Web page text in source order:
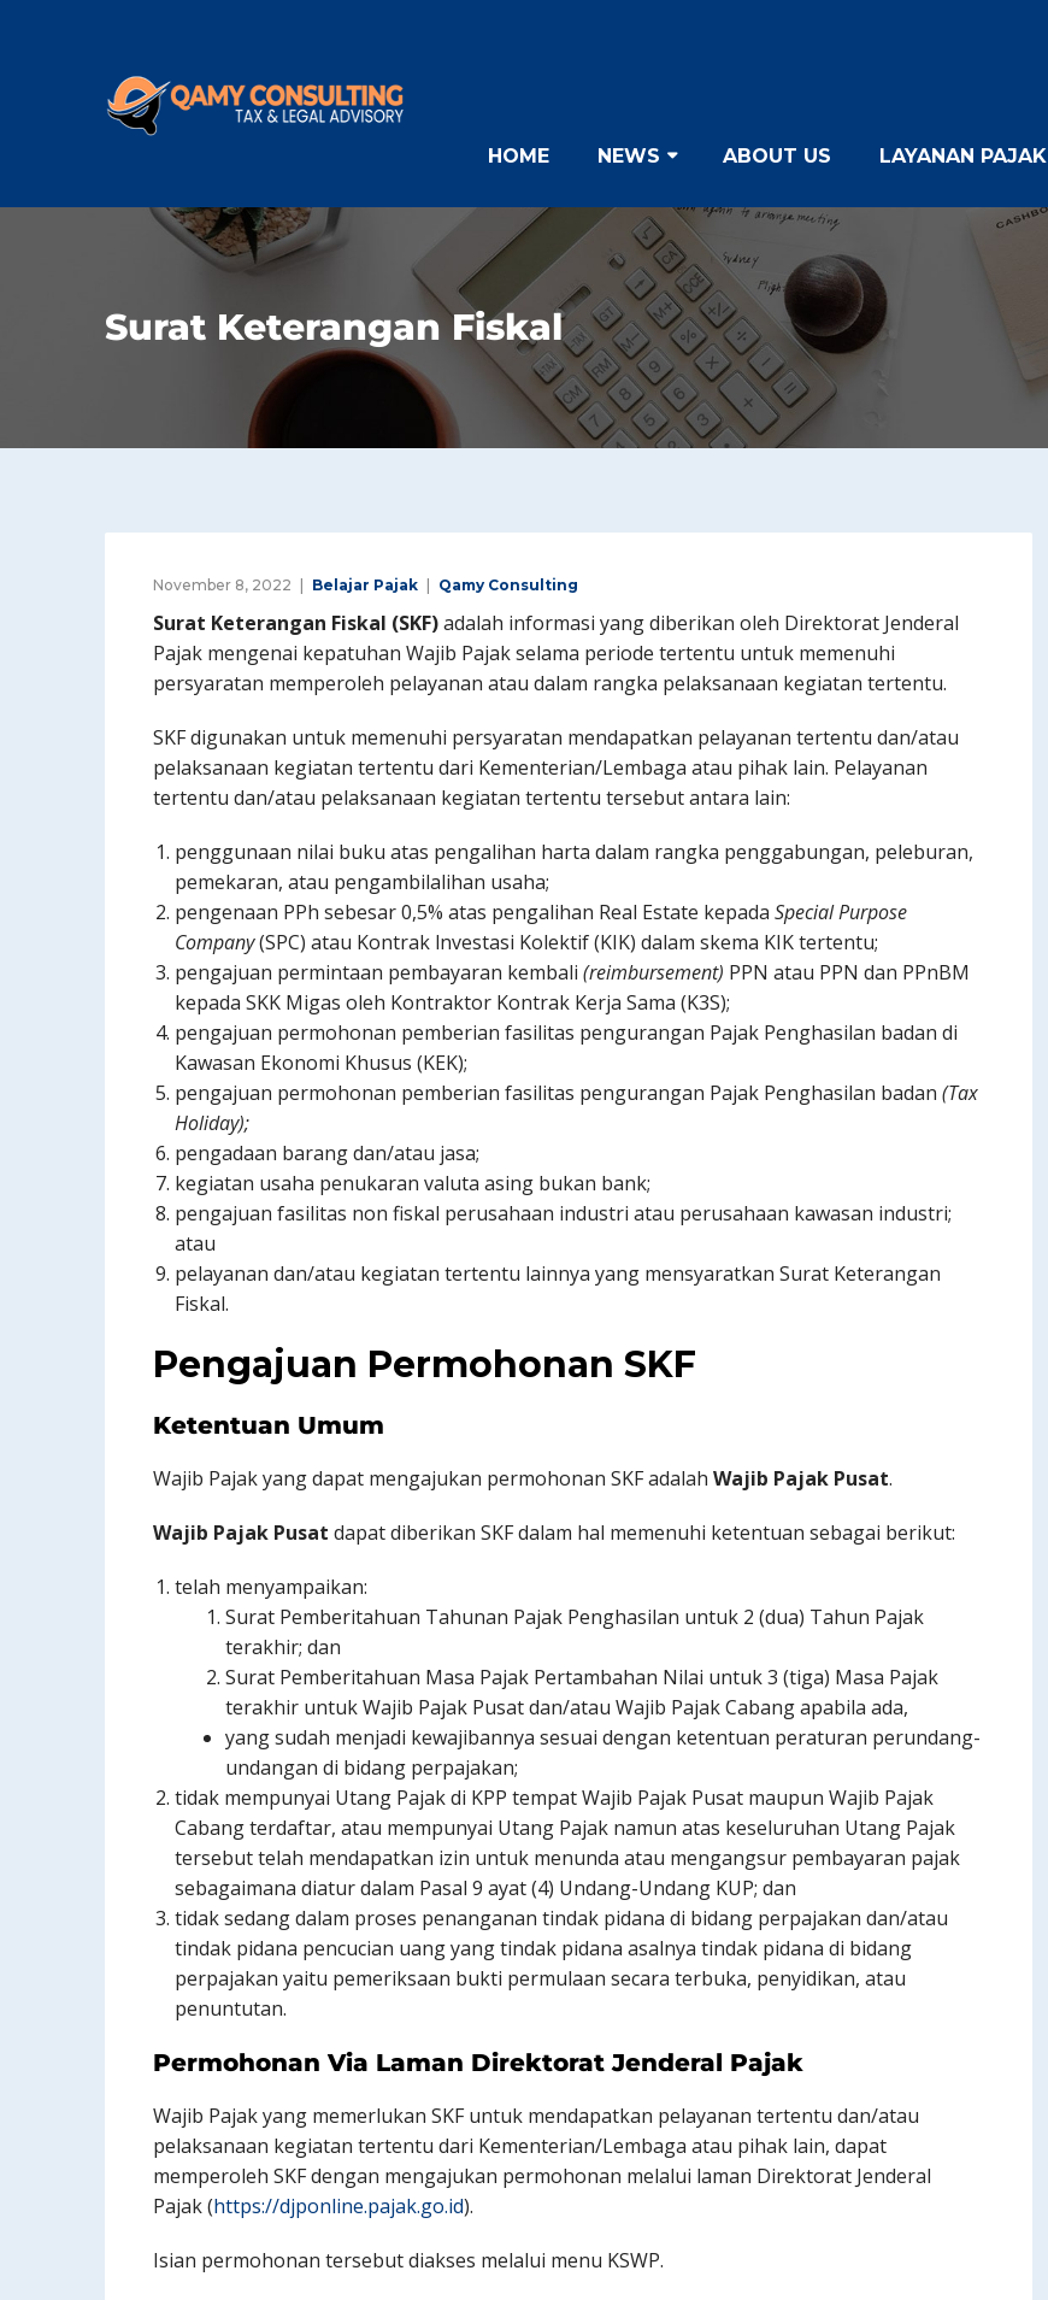
HOME NEWS ABOUT US LAYANAN PAJAK
Surat Keterangan Fiskal
November 8, 2022 Belajar Pajak Qamy Consulting
Surat Keterangan Fiskal (SKF)adalah informasi yang diberikan oleh Direktorat Jenderal
Pajak mengenai kepatuhan Wajib Pajak selama periode tertentu untuk memenuhi
persyaratan memperoleh pelayanan atau dalam rangka pelaksanaan kegiatan tertentu.
SKF digunakan untuk memenuhi persyaratan mendapatkan pelayanan tertentu dan/atau
pelaksanaan kegiatan tertentu dari Kementerian/Lembaga atau pihak lain. Pelayanan
tertentu dan/atau pelaksanaan kegiatan tertentu tersebut antara lain:
penggunaan nilai buku atas pengalihan harta dalam rangka penggabungan, peleburan,
pemekaran, atau pengambilalihan usaha;
pengenaan PPh sebesar 0,5% atas pengalihan Real Estate kepada Special Purpose
Company(SPC) atau Kontrak lnvestasi Kolektif (KIK) dalam skema KIK tertentu;
pengajuan permintaan pembayaran kembali (reimbursement) PPN atau PPN dan PPnBM
kepada SKK Migas oleh Kontraktor Kontrak Kerja Sama (K3S);
pengajuan permohonan pemberian fasilitas pengurangan Pajak Penghasilan badan di
Kawasan Ekonomi Khusus (KEK);
pengajuan permohonan pemberian fasilitas pengurangan Pajak Penghasilan badan (Tax
Holiday);
pengadaan barang dan/atau jasa;
kegiatan usaha penukaran valuta asing bukan bank;
pengajuan fasilitas non fiskal perusahaan industri atau perusahaan kawasan industri;
atau
pelayanan dan/atau kegiatan tertentu lainnya yang mensyaratkan Surat Keterangan
Fiskal.
Pengajuan Permohonan SKF
Ketentuan Umum
Wajib Pajak yang dapat mengajukan permohonan SKF adalah Wajib Pajak Pusat.
Wajib Pajak Pusat dapat diberikan SKF dalam hal memenuhi ketentuan sebagai berikut:
telah menyampaikan:
Surat Pemberitahuan Tahunan Pajak Penghasilan untuk 2 (dua) Tahun Pajak
terakhir; dan
Surat Pemberitahuan Masa Pajak Pertambahan Nilai untuk 3 (tiga) Masa Pajak
terakhir untuk Wajib Pajak Pusat dan/atau Wajib Pajak Cabang apabila ada,
yang sudah menjadi kewajibannya sesuai dengan ketentuan peraturan perundang-
undangan di bidang perpajakan;
tidak mempunyai Utang Pajak di KPP tempat Wajib Pajak Pusat maupun Wajib Pajak
Cabang terdaftar, atau mempunyai Utang Pajak namun atas keseluruhan Utang Pajak
tersebut telah mendapatkan izin untuk menunda atau mengangsur pembayaran pajak
sebagaimana diatur dalam Pasal 9 ayat (4) Undang-Undang KUP; dan
tidak sedang dalam proses penanganan tindak pidana di bidang perpajakan dan/atau
tindak pidana pencucian uang yang tindak pidana asalnya tindak pidana di bidang
perpajakan yaitu pemeriksaan bukti permulaan secara terbuka, penyidikan, atau
penuntutan.
Permohonan Via Laman Direktorat Jenderal Pajak
Wajib Pajak yang memerlukan SKF untuk mendapatkan pelayanan tertentu dan/atau
pelaksanaan kegiatan tertentu dari Kementerian/Lembaga atau pihak lain, dapat
memperoleh SKF dengan mengajukan permohonan melalui laman Direktorat Jenderal
Pajak (https://djponline.pajak.go.id).
Isian permohonan tersebut diakses melalui menu KSWP.